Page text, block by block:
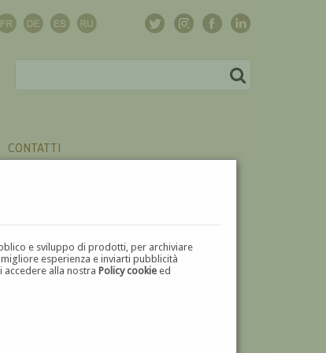
e sviluppo di prodotti, per archiviare
esperienza e inviarti pubblicità
accedere alla nostraPolicy cookie ed
CONTATTI
W X Y Z ⬅